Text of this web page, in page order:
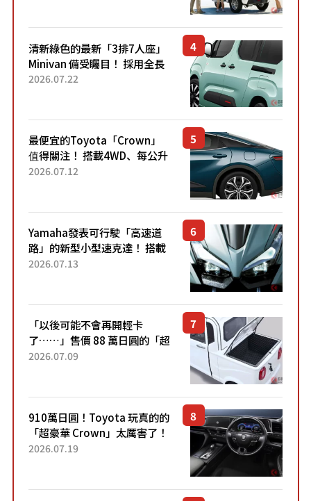
清新綠色的最新「3排7人座」
Minivan 備受矚目！ 採用全長
4.7公尺剛剛好的車身尺寸與
2026.07.22
最便宜的Toyota「Crown」
值得關注！ 搭載4WD、每公升
22.4公里低油耗表現超亮眼！
2026.07.12
Yamaha發表可行駛「高速道
路」的新型小型速克達！ 搭載
能享受超強勁「渦輪感」的動
2026.07.13
「以後可能不會再開輕卡
了……」售價 88 萬日圓的「超
迷你輕型貨車」引發兩極評
了！...
2026.07.09
910萬日圓！Toyota 玩真的的
「超豪華 Crown」太厲害了！
採用由「匠人技藝」打造的
2026.07.19